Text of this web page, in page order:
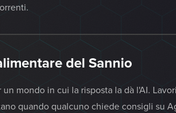
del Sannio
mondo in cui la risposta la dà l'AI.
quando qualcuno chiede consigli su